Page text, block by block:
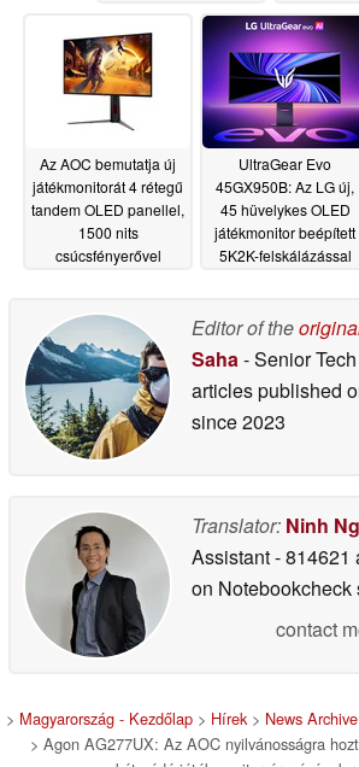
Az AOC bemutatja új
játékmonitorát 4 rétegű
tandem OLED panellel,
1500 nits
csúcsfényerővel
UltraGear Evo
45GX950B: Az LG új,
45 hüvelykes OLED
játékmonitor beépített
5K2K-felskálázással
Editor of the
Saha- Senior
articles published
since 2023
Translator: Ninh
Assistant- 814621
on Notebookcheck
contact
> Magyarország - Kezdőlap > Hírek> News Archive
> Agon AG277UX: Az AOC nyilvánosságra